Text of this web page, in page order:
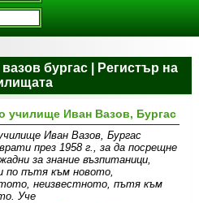
бургас | Регистър на
училище Иван Вазов, Бургас
Иван Вазов, Бургас
през 1958 г., за да посрещне
за знание възпитаници,
по пътя към новото,
неизвестното, пътя към
Уче